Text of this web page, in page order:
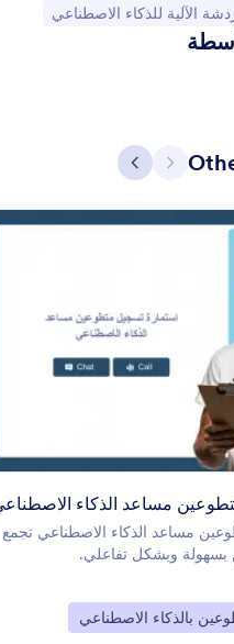
الآلية للذكاء الاصطناعي
السابقالتالي
مساعد الذكاء
مساعد الذكاء الاصطناعي تجمع
بسهولة وبشكل تفاعلي.
بالذكاء الاصطناعي